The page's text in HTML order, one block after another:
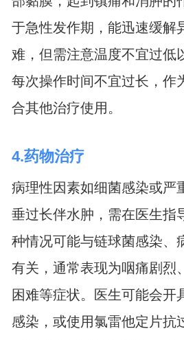
于急性发作期，能迅速缓解
难，但需注意温度不宜过低
每次操作时间不宜过长，作
合其他治疗使用。
4.药物治疗
病理性因素如细菌感染或严
垂过长伴水肿，需在医生指
种情况可能与链球菌感染、
有关，通常表现为咽痛剧烈
困难等症状。医生可能会开
感染，或使用氯雷他定片抗